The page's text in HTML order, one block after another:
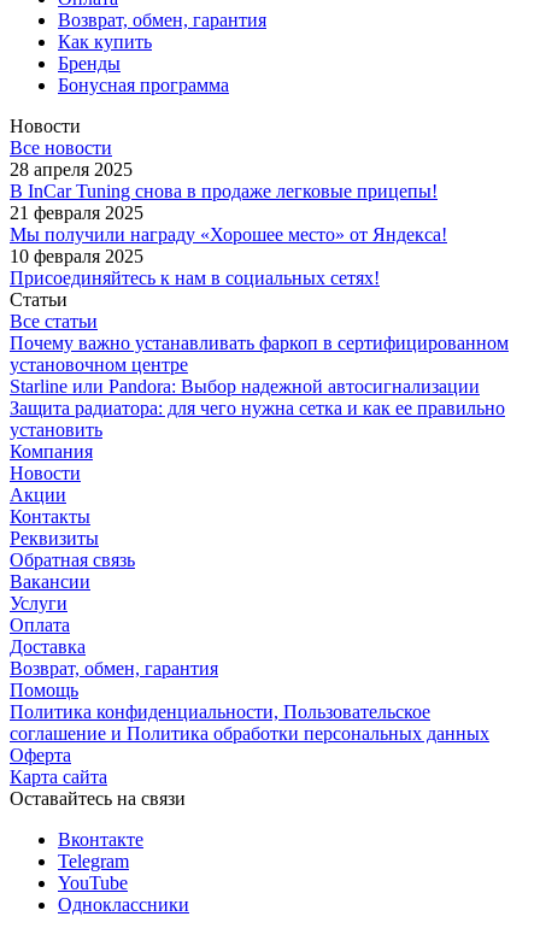
Возврат, обмен, гарантия
Как купить
Бренды
Бонусная программа
Новости
Все новости
28 апреля 2025
В InCar Tuning снова в продаже легковые прицепы!
21 февраля 2025
Мы получили награду «Хорошее место» от Яндекса!
10 февраля 2025
Присоединяйтесь к нам в социальных сетях!
Статьи
Все статьи
Почему важно устанавливать фаркоп в сертифицированном
установочном центре
Starline или Pandora: Выбор надежной автосигнализации
Защита радиатора: для чего нужна сетка и как ее правильно
установить
Компания
Новости
Акции
Контакты
Реквизиты
Обратная связь
Вакансии
Услуги
Оплата
Доставка
Возврат, обмен, гарантия
Помощь
Политика конфиденциальности, Пользовательское
соглашение и Политика обработки персональных данных
Оферта
Карта сайта
Оставайтесь на связи
Вконтакте
Telegram
YouTube
Одноклассники